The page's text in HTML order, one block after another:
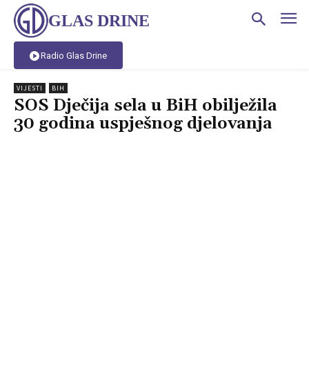
GLAS DRINE
Radio Glas Drine
VIJESTI BIH
SOS Dječija sela u BiH obilježila
30 godina uspješnog djelovanja